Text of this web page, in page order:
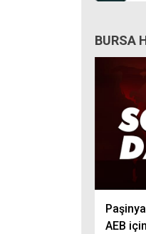
BURSA
AEB